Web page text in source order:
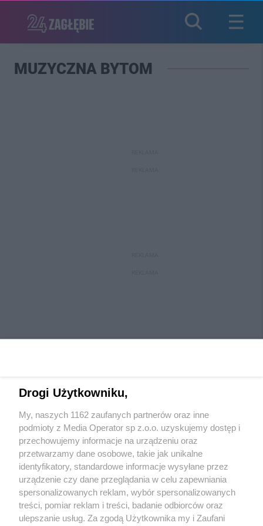
MUZYCZNA BYTOM
Wydawca mediówlokalnych
Nie zapomnij
zapoznać się z:
polityką prywatności
Twojemiasto Skontaktuj się z nami
Drogi Użytkowniku,
My, naszych 1162 zaufanych partnerów oraz inne
podmioty z Media Operator sp z.o.o. uzyskujemy dostęp i
przechowujemy informacje na urządzeniu oraz
przetwarzamy dane osobowe, takie jak unikalne
identyfikatory, standardowe informacje wysyłane przez
urządzenie czy dane przeglądania w celu zapewniania
spersonalizowanych reklam, wybór spersonalizowanych
treści, pomiar reklam i treści, badanie odbiorców oraz
ulepszanie usług. Za zgodą Użytkownika my i Zaufani